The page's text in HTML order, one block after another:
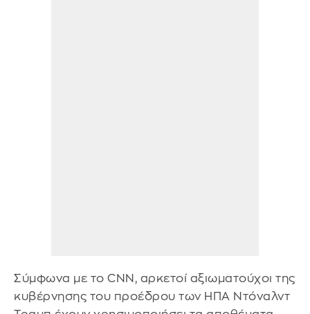
Σύμφωνα με το CNN, αρκετοί αξιωματούχοι της
κυβέρνησης του προέδρου των ΗΠΑ Ντόναλντ